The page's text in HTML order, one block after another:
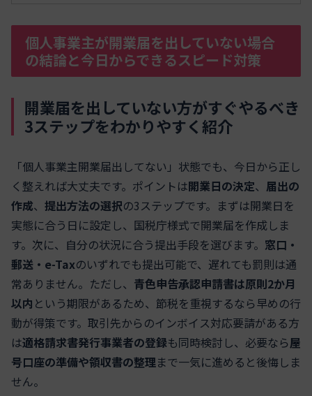
個人事業主が開業届を出していない場合
の結論と今日からできるスピード対策
開業届を出していない方がすぐやるべき
3ステップをわかりやすく紹介
「個人事業主開業届出してない」状態でも、今日から正し
く整えれば大丈夫です。ポイントは開業日の決定、 届出の
作成、 提出方法の選択の3ステップです。まずは開業日を
実態に合う日に設定し、国税庁様式で開業届を作成しま
す。次に、自分の状況に合う提出手段を選びます。 窓口・
郵送・e-Taxのいずれでも提出可能で、遅れても罰則は通
常ありません。ただし、 青色申告承認申請書は原則2か月
以内 という期限があるため、節税を重視するなら早めの行
動が得策です。取引先からのインボイス対応要請がある方
は適格請求書発行事業者の登録も同時検討し、必要なら屋
号口座の準備や領収書の整理まで一気に進めると後悔しま
せん。